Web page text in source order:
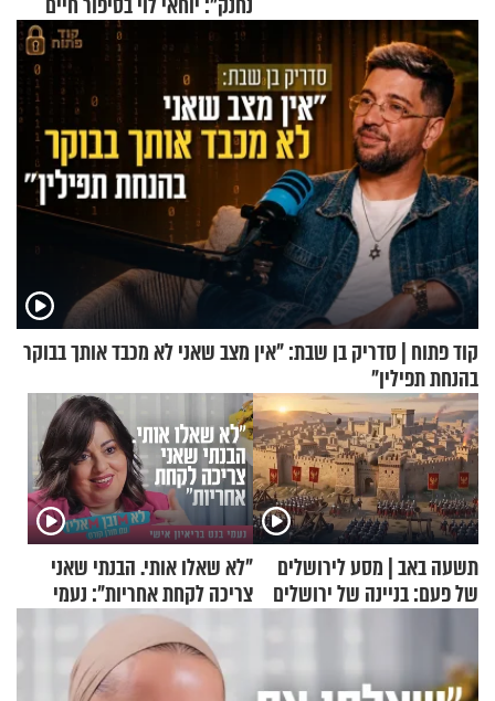
מעורר השראה
קוד פתוח | סדריק בן שבת: "אין מצב שאני לא מכבד אותך בבוקר
בהנחת תפילין"
תשעה באב | מסע לירושלים
של פעם: בניינה של ירושלים
"לא שאלו אותי. הבנתי שאני
צריכה לקחת אחריות": נעמי
בנט בריאיון אישי